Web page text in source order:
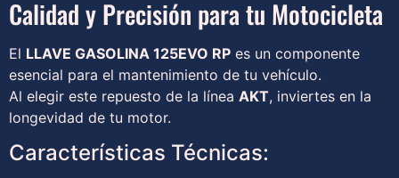
Calidad y Precisión para tu Motocicleta
El LLAVE GASOLINA 125EVO RP es un componente
esencial para el mantenimiento de tu vehículo.
Al elegir este repuesto de la línea AKT, inviertes en la
longevidad de tu motor.
Características Técnicas: